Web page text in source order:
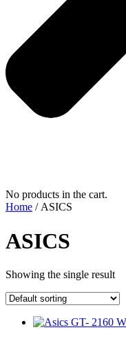
No products in the cart.
Home / ASICS
ASICS
Showing the single result